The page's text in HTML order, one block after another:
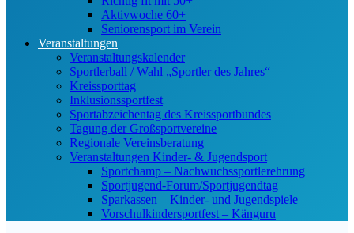
Aktivwoche 60+
Seniorensport im Verein
Veranstaltungen
Veranstaltungskalender
Sportlerball / Wahl „Sportler des Jahres“
Kreissporttag
Inklusionssportfest
Sportabzeichentag des Kreissportbundes
Tagung der Großsportvereine
Regionale Vereinsberatung
Veranstaltungen Kinder- & Jugendsport
Sportchamp – Nach­wuchs­sportler­ehrung
Sportjugend-Forum/Sport­jugend­tag
Sparkassen – Kinder- und Jugendspiele
Vorschulkindersportfest – Känguru